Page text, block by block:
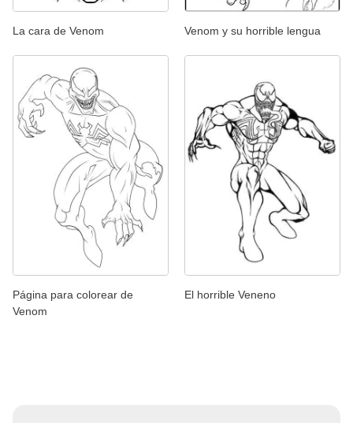
La cara de Venom Venom y su horrible lengua
Página para colorear de
Venom
El horrible Veneno